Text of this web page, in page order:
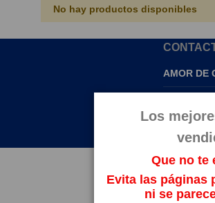
No hay productos disponibles
AMOR DE
Los
Que no te
Evita las páginas
ni se